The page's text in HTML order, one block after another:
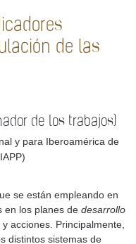
de las
de los trabajos)
y para Iberoamérica de
se están empleando en
en los planes de desarrollo
y acciones. Principalmente,
distintos sistemas de